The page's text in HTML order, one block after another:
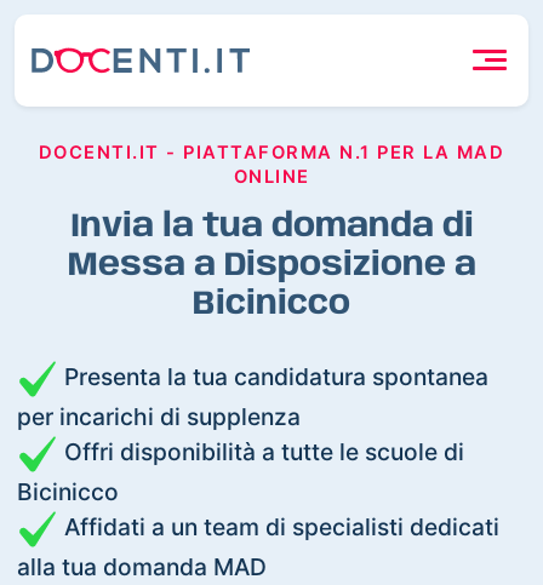
DOCENTI.IT - PIATTAFORMA N.1 PER LA MAD
ONLINE
Invia la tua domanda di
Messa a Disposizione a
Bicinicco
Presenta la tua candidatura spontanea
per incarichi di supplenza
Offri disponibilità a tutte le scuole di
Bicinicco
Affidati a un team di specialisti dedicati
alla tua domanda MAD